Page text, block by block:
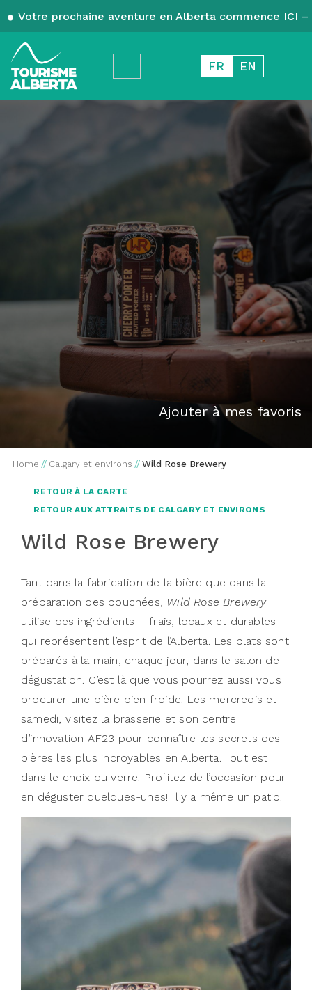
Votre prochaine aventure en Alberta commence ICI
FR EN
Ajouter à mes favoris
Home // Calgary et environs // Wild Rose Brewery
RETOUR À LA CARTE
RETOUR AUX ATTRAITS DE CALGARY ET ENVIRONS
Wild Rose Brewery
Tant dans la fabrication de la bière que dans la
préparation des bouchées, Wild Rose Brewery
utilise des ingrédients – frais, locaux et durables –
qui représentent l’esprit de l’Alberta. Les plats sont
préparés à la main, chaque jour, dans le salon de
dégustation. C’est là que vous pourrez aussi vous
procurer une bière bien froide. Les mercredis et
samedi, visitez la brasserie et son centre
d’innovation AF23 pour connaître les secrets des
bières les plus incroyables en Alberta. Tout est
dans le choix du verre! Profitez de l’occasion pour
en déguster quelques-unes! Il y a même un patio.